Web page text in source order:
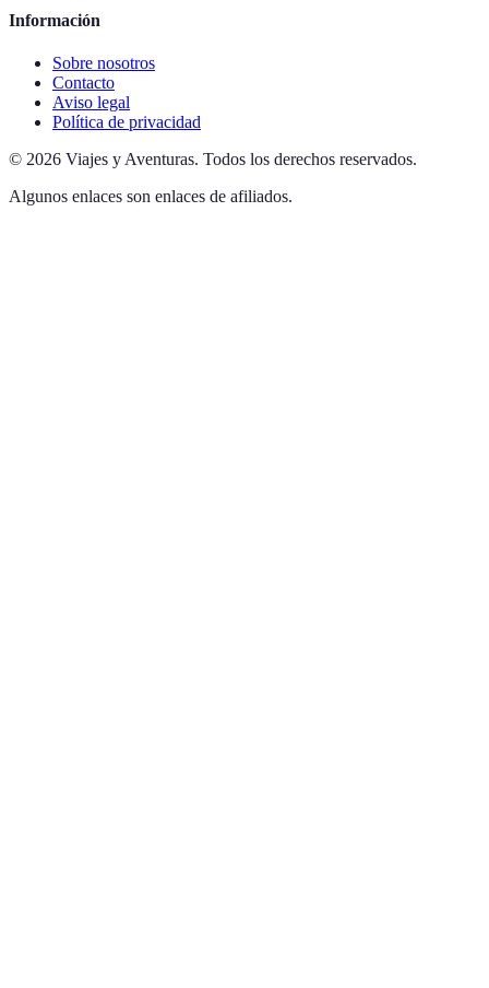
Información
Sobre nosotros
Contacto
Aviso legal
Política de privacidad
© 2026 Viajes y Aventuras. Todos los derechos reservados.
Algunos enlaces son enlaces de afiliados.